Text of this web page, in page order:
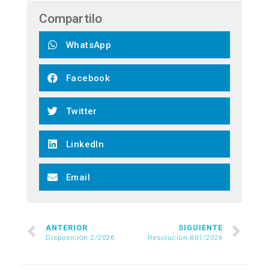
Compartilo
WhatsApp
Facebook
Twitter
LinkedIn
Email
ANTERIOR
Disposición 2/2026
SIGUIENTE
Resolución 801/2026